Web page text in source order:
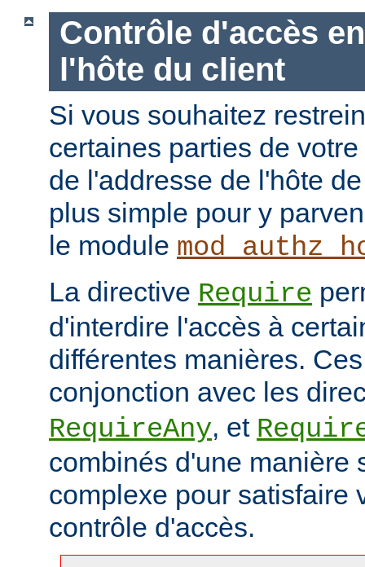
Contrôle d'accès
l'hôte du client
Si vous souhaitez
certaines parties de
de l'addresse de l'hôte
plus simple pour y
le module
La directive Require
d'interdire l'accès à
différentes manières.
conjonction avec les
RequireAny, et
combinés d'une manière
complexe pour satisfaire
contrôle d'accès.